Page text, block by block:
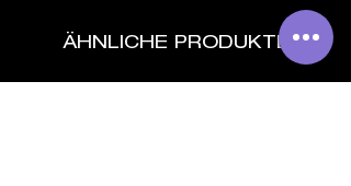
ÄHNLICHE PRODUKTE